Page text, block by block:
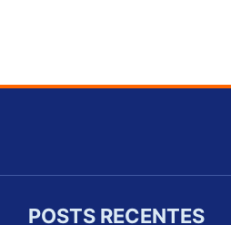
POSTS RECENTES